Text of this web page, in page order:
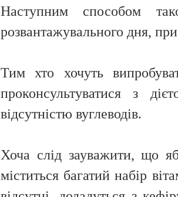
Наступним способом
розвантажувального дня,
Тим хто хочуть
проконсультуватися з
відсутністю вуглеводів.
Хоча слід зауважити, що
міститься багатий набір